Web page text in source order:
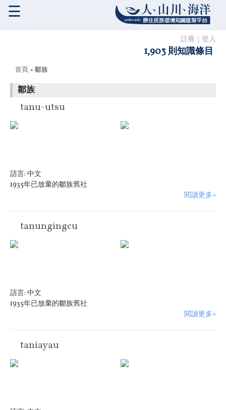
註冊 登入
1,903 則知識條目
☰
您在這裡
首頁 » 鄒族
鄒族
tanu-utsu
語言: 中文
1935年已放棄的鄒族舊社
閱讀更多»
tanungingcu
語言: 中文
1935年已放棄的鄒族舊社
閱讀更多»
taniayau